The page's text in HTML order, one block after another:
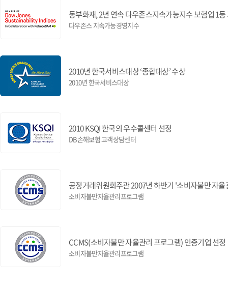
동부화재, 2년 연속 다우존스지속가능지수 보험업 1등
다우존스 지속가능경영지수
2010년 한국서비스대상 ‘종합대상’ 수상
2010년 한국서비스대상
2010 KSQI 한국의 우수콜센터 선정
DB손해보험 고객상담센터
공정거래위원회주관 2007년 하반기 '소비자불만 자
소비자불만자율관리프로그램
CCMS(소비자불만 자율관리 프로그램) 인증기업 선정
소비자불만자율관리프로그램